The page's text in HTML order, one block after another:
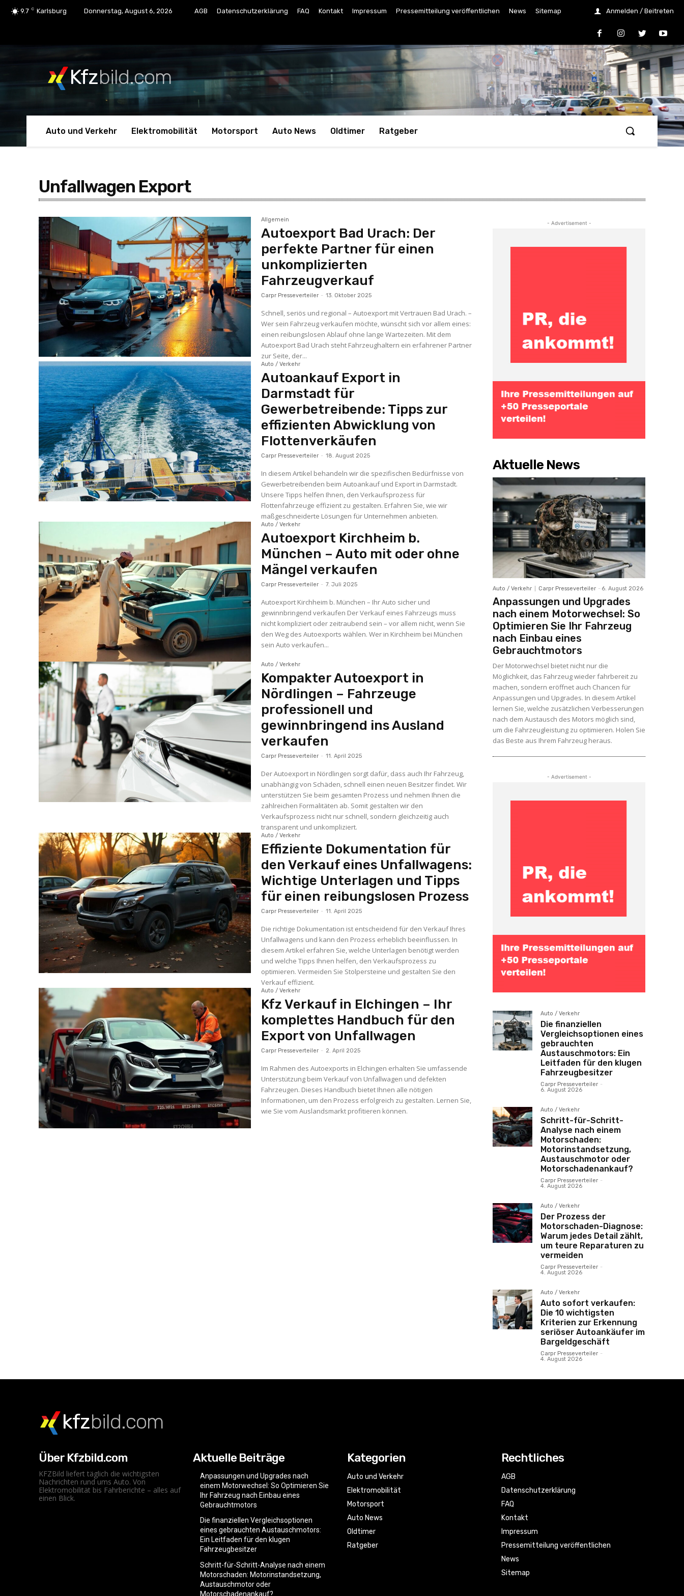
9.7 C Karlsburg Donnerstag, August 6, 2026 AGB Datenschutzerklärung FAQ Kontakt Impressum Pressemitteilung veröffentlichen News Sitemap Anmelden / Beitreten
Kfzbild.com
Auto und Verkehr Elektromobilität Motorsport Auto News Oldtimer Ratgeber
Unfallwagen Export
Allgemein
Autoexport Bad Urach: Der
perfekte Partner für einen
unkomplizierten
Fahrzeugverkauf
Carpr Presseverteiler - 13. Oktober 2025
Schnell, seriös und regional – Autoexport mit Vertrauen Bad Urach. –
Wer sein Fahrzeug verkaufen möchte, wünscht sich vor allem eines:
einen reibungslosen Ablauf ohne lange Wartezeiten. Mit dem
Autoexport Bad Urach steht Fahrzeughaltern ein erfahrener Partner
zur Seite, der...
Auto / Verkehr
Autoankauf Export in
Darmstadt für
Gewerbetreibende: Tipps zur
effizienten Abwicklung von
Flottenverkäufen
Carpr Presseverteiler - 18. August 2025
In diesem Artikel behandeln wir die spezifischen Bedürfnisse von
Gewerbetreibenden beim Autoankauf und Export in Darmstadt.
Unsere Tipps helfen Ihnen, den Verkaufsprozess für
Flottenfahrzeuge effizient zu gestalten. Erfahren Sie, wie wir
maßgeschneiderte Lösungen für Unternehmen anbieten.
Auto / Verkehr
Autoexport Kirchheim b.
München – Auto mit oder ohne
Mängel verkaufen
Carpr Presseverteiler - 7. Juli 2025
Autoexport Kirchheim b. München – Ihr Auto sicher und
gewinnbringend verkaufen Der Verkauf eines Fahrzeugs muss
nicht kompliziert oder zeitraubend sein – vor allem nicht, wenn Sie
den Weg des Autoexports wählen. Wer in Kirchheim bei München
sein Auto verkaufen...
Auto / Verkehr
Kompakter Autoexport in
Nördlingen – Fahrzeuge
professionell und
gewinnbringend ins Ausland
verkaufen
Carpr Presseverteiler - 11. April 2025
Der Autoexport in Nördlingen sorgt dafür, dass auch Ihr Fahrzeug,
unabhängig von Schäden, schnell einen neuen Besitzer findet. Wir
unterstützen Sie beim gesamten Prozess und nehmen Ihnen die
zahlreichen Formalitäten ab. Somit gestalten wir den
Verkaufsprozess nicht nur schnell, sondern gleichzeitig auch
transparent und unkompliziert.
Auto / Verkehr
Effiziente Dokumentation für
den Verkauf eines Unfallwagens:
Wichtige Unterlagen und Tipps
für einen reibungslosen Prozess
Carpr Presseverteiler - 11. April 2025
Die richtige Dokumentation ist entscheidend für den Verkauf Ihres
Unfallwagens und kann den Prozess erheblich beeinflussen. In
diesem Artikel erfahren Sie, welche Unterlagen benötigt werden
und welche Tipps Ihnen helfen, den Verkaufsprozess zu
optimieren. Vermeiden Sie Stolpersteine und gestalten Sie den
Verkauf effizient.
Auto / Verkehr
Kfz Verkauf in Elchingen – Ihr
komplettes Handbuch für den
Export von Unfallwagen
Carpr Presseverteiler - 2. April 2025
Im Rahmen des Autoexports in Elchingen erhalten Sie umfassende
Unterstützung beim Verkauf von Unfallwagen und defekten
Fahrzeugen. Dieses Handbuch bietet Ihnen alle nötigen
Informationen, um den Prozess erfolgreich zu gestalten. Lernen Sie,
wie Sie vom Auslandsmarkt profitieren können.
- Advertisement -
Aktuelle News
Auto / Verkehr Carpr Presseverteiler - 6. August 2026
Anpassungen und Upgrades
nach einem Motorwechsel: So
Optimieren Sie Ihr Fahrzeug
nach Einbau eines
Gebrauchtmotors
Der Motorwechsel bietet nicht nur die
Möglichkeit, das Fahrzeug wieder fahrbereit zu
machen, sondern eröffnet auch Chancen für
Anpassungen und Upgrades. In diesem Artikel
lernen Sie, welche zusätzlichen Verbesserungen
nach dem Austausch des Motors möglich sind,
um die Fahrzeugleistung zu optimieren. Holen Sie
das Beste aus Ihrem Fahrzeug heraus.
- Advertisement -
Auto / Verkehr
Die finanziellen
Vergleichsoptionen eines
gebrauchten
Austauschmotors: Ein
Leitfaden für den klugen
Fahrzeugbesitzer
Carpr Presseverteiler -
6. August 2026
Auto / Verkehr
Schritt-für-Schritt-
Analyse nach einem
Motorschaden:
Motorinstandsetzung,
Austauschmotor oder
Motorschadenankauf?
Carpr Presseverteiler -
4. August 2026
Auto / Verkehr
Der Prozess der
Motorschaden-Diagnose:
Warum jedes Detail zählt,
um teure Reparaturen zu
vermeiden
Carpr Presseverteiler -
4. August 2026
Auto / Verkehr
Auto sofort verkaufen:
Die 10 wichtigsten
Kriterien zur Erkennung
seriöser Autoankäufer im
Bargeldgeschäft
Carpr Presseverteiler -
4. August 2026
kfzbild.com
Über Kfzbild.com
KFZBild liefert täglich die wichtigsten
Nachrichten rund ums Auto. Von
Elektromobilität bis Fahrberichte – alles auf
einen Blick.
Aktuelle Beiträge
Anpassungen und Upgrades nach
einem Motorwechsel: So Optimieren Sie
Ihr Fahrzeug nach Einbau eines
Gebrauchtmotors
Die finanziellen Vergleichsoptionen
eines gebrauchten Austauschmotors:
Ein Leitfaden für den klugen
Fahrzeugbesitzer
Schritt-für-Schritt-Analyse nach einem
Motorschaden: Motorinstandsetzung,
Austauschmotor oder
Motorschadenankauf?
Kategorien
Auto und Verkehr
Elektromobilität
Motorsport
Auto News
Oldtimer
Ratgeber
Rechtliches
AGB
Datenschutzerklärung
FAQ
Kontakt
Impressum
Pressemitteilung veröffentlichen
News
Sitemap